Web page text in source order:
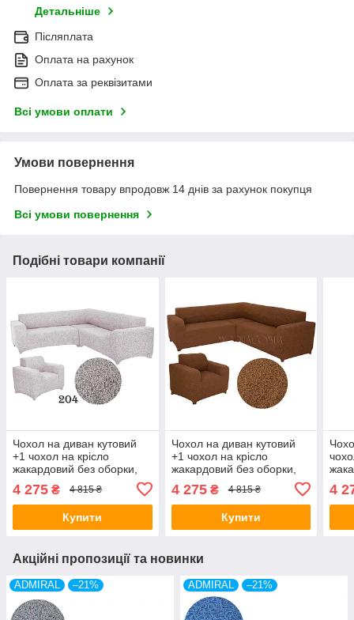
Детальніше
Післяплата
Оплата на рахунок
Оплата за реквізитами
Всі умови оплати
Умови повернення
Повернення товару впродовж 14 днів за рахунок покупця
Всі умови повернення
Подібні товари компанії
Чохол на диван кутовий
+1 чохол на крісло
жакардовий без оборки,
рюшів Venera молочний
(багато кольорів)
4 275 ₴ 4 815 ₴
Купити
Чохол на диван кутовий
+1 чохол на крісло
жакардовий без оборки,
шоколад (багато кольорів)
4 275₴ 4 815 ₴
Купити
4
Акційні пропозиції та новинки
ADMIRAL –21% ADMIRAL –21%